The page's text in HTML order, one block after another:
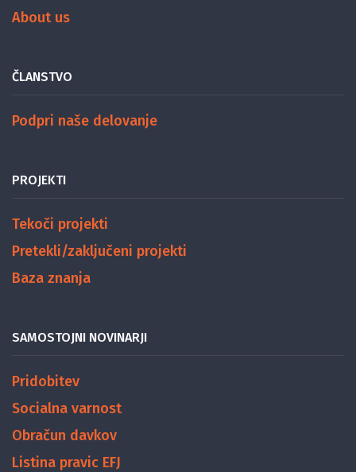
About us
ČLANSTVO
Podpri naše delovanje
PROJEKTI
Tekoči projekti
Pretekli/zaključeni projekti
Baza znanja
SAMOSTOJNI NOVINARJI
Pridobitev
Socialna varnost
Obračun davkov
Listina pravic EFJ